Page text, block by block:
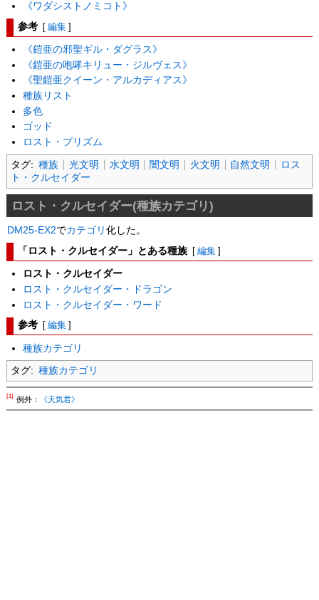
《ワダシストノミコト》
参考 [ 編集 ]
《鎧亜の邪聖ギル・ダグラス》
《鎧亜の咆哮キリュー・ジルヴェス》
《聖鎧亜クイーン・アルカディアス》
種族リスト
多色
ゴッド
ロスト・プリズム
タグ: 種族 光文明 水文明 闇文明 火文明 自然文明
ロス
ト・クルセイダー
ロスト・クルセイダー(種族カテゴリ)
DM25-EX2でカテゴリ化した。
「ロスト・クルセイダー」とある種族 [ 編集 ]
ロスト・クルセイダー
ロスト・クルセイダー・ドラゴン
ロスト・クルセイダー・ワード
参考 [ 編集 ]
種族カテゴリ
タグ: 種族カテゴリ
[1] 例外： 《天気君》